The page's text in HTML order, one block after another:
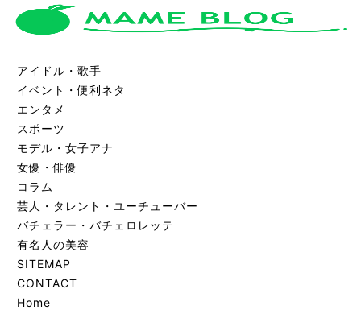
アイドル・歌手
イベント・便利ネタ
エンタメ
スポーツ
モデル・女子アナ
女優・俳優
コラム
芸人・タレント・ユーチューバー
バチェラー・バチェロレッテ
有名人の美容
SITEMAP
CONTACT
Home